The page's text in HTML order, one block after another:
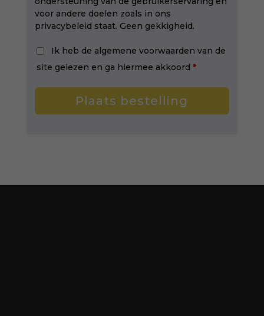
voor andere doelen zoals in ons
privacybeleid staat. Geen gekkigheid.
Ik heb de algemene voorwaarden van de
site gelezen en ga hiermee akkoord *
Plaats bestelling